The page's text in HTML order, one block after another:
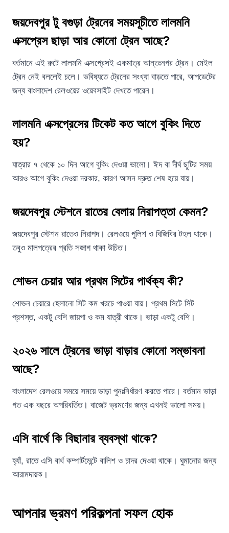
জয়দেবপুর টু বগুড়া ট্রেনের সময়সূচীতে লালমনি
এক্সপ্রেস ছাড়া আর কোনো ট্রেন আছে?
বর্তমানে এই রুটে লালমনি এক্সপ্রেসই একমাত্র আন্তঃনগর ট্রেন। মেইল
ট্রেন নেই বললেই চলে। ভবিষ্যতে ট্রেনের সংখ্যা বাড়তে পারে, আপডেটের
জন্য বাংলাদেশ রেলওয়ের ওয়েবসাইট দেখতে পারেন।
লালমনি এক্সপ্রেসের টিকেট কত আগে বুকিং দিতে
হয়?
যাত্রার ৭ থেকে ১০ দিন আগে বুকিং দেওয়া ভালো। ঈদ বা দীর্ঘ ছুটির সময়
আরও আগে বুকিং দেওয়া দরকার, কারণ আসন দ্রুত শেষ হয়ে যায়।
জয়দেবপুর স্টেশনে রাতের বেলায় নিরাপত্তা কেমন?
জয়দেবপুর স্টেশন রাতেও নিরাপদ। রেলওয়ে পুলিশ ও বিজিবির টহল থাকে।
তবুও মালপত্রের প্রতি সজাগ থাকা উচিত।
শোভন চেয়ার আর প্রথম সিটের পার্থক্য কী?
শোভন চেয়ারে হেলানো সিট কম খরচে পাওয়া যায়। প্রথম সিটে সিট
প্রশস্ত, একটু বেশি জায়গা ও কম যাত্রী থাকে। ভাড়া একটু বেশি।
২০২৬ সালে ট্রেনের ভাড়া বাড়ার কোনো সম্ভাবনা
আছে?
বাংলাদেশ রেলওয়ে সময়ে সময়ে ভাড়া পুনঃনির্ধারণ করতে পারে। বর্তমান ভাড়া
গত এক বছরে অপরিবর্তিত। বাজেট ভ্রমণের জন্য এখনই ভালো সময়।
এসি বার্থে কি বিছানার ব্যবস্থা থাকে?
হ্যাঁ, রাতে এসি বার্থ কম্পার্টমেন্টে বালিশ ও চাদর দেওয়া থাকে। ঘুমানোর জন্য
আরামদায়ক।
আপনার ভ্রমণ পরিকল্পনা সফল হোক